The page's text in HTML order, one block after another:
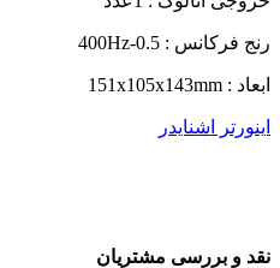
رنج فرکانس : 0.5-400Hz
ابعاد : 151x105x143mm
اینورتر اشنایدر
نقد و بررسی مشتریان